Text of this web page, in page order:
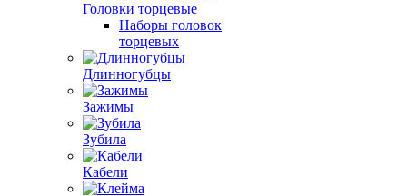
Головки торцевые
Наборы головок
торцевых
Длинногубцы
Зажимы
Зубила
Кабели